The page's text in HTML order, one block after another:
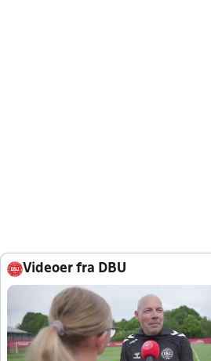
Videoer fra DBU